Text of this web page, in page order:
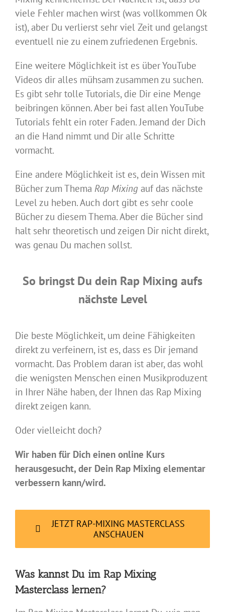
viele Fehler machen wirst (was vollkommen Ok
ist), aber Du verlierst sehr viel Zeit und gelangst
eventuell nie zu einem zufriedenen Ergebnis.
Eine weitere Möglichkeit ist es über YouTube
Videos dir alles mühsam zusammen zu suchen.
Es gibt sehr tolle Tutorials, die Dir eine Menge
beibringen können. Aber bei fast allen YouTube
Tutorials fehlt ein roter Faden. Jemand der Dich
an die Hand nimmt und Dir alle Schritte
vormacht.
Eine andere Möglichkeit ist es, dein Wissen mit
Bücher zum Thema Rap Mixing auf das nächste
Level zu heben. Auch dort gibt es sehr coole
Bücher zu diesem Thema. Aber die Bücher sind
halt sehr theoretisch und zeigen Dir nicht direkt,
was genau Du machen sollst.
So bringst Du dein Rap Mixing aufs
nächste Level
Die beste Möglichkeit, um deine Fähigkeiten
direkt zu verfeinern, ist es, dass es Dir jemand
vormacht. Das Problem daran ist aber, das wohl
die wenigsten Menschen einen Musikproduzent
in Ihrer Nähe haben, der Ihnen das Rap Mixing
direkt zeigen kann.
Oder vielleicht doch?
Wir haben für Dich einen online Kurs
herausgesucht, der Dein Rap Mixing elementar
verbessern kann/wird.
JETZT RAP-MIXING MASTERCLASS
ANSCHAUEN
Was kannst Du im Rap Mixing
Masterclass lernen?